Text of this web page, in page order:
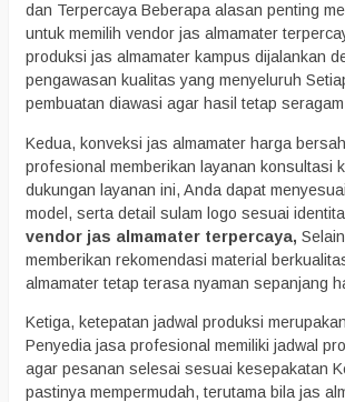
dan Terpercaya Beberapa alasan penting
untuk memilih vendor jas almamater
produksi jas almamater kampus dijalankan
pengawasan kualitas yang menyeluruh
pembuatan diawasi agar hasil tetap seragam
Kedua, konveksi jas almamater harga
profesional memberikan layanan konsultasi
dukungan layanan ini, Anda dapat
model, serta detail sulam logo sesuai
vendor jas almamater terpercaya,
memberikan rekomendasi material
almamater tetap terasa nyaman sepanjang
Ketiga, ketepatan jadwal produksi
Penyedia jasa profesional memiliki jadwal
agar pesanan selesai sesuai kesepakatan
pastinya mempermudah, terutama bila jas